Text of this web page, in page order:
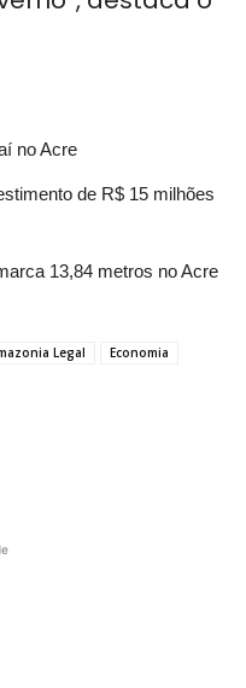
no Acre
de R$ 15 milhões
13,84 metros no Acre
Legal Economia